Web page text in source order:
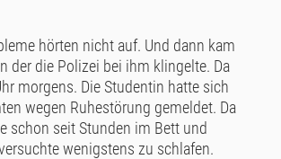
hörten nicht auf. Und dann kam
der die Polizei bei ihm klingelte. Da
morgens. Die Studentin hatte sich
wegen Ruhestörung gemeldet. Da
schon seit Stunden im Bett und
wenigstens zu schlafen.